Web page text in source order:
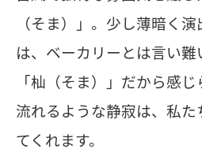
（そま）」。少し薄暗く
は、ベーカリーとは言い難
「杣（そま）」だから感
流れるような静寂は、私た
てくれます。